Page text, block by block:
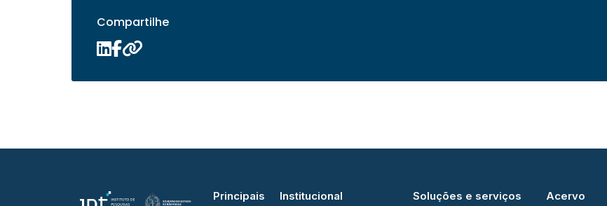
Compartilhe
Principais Institucional Soluções e serviços Acervo